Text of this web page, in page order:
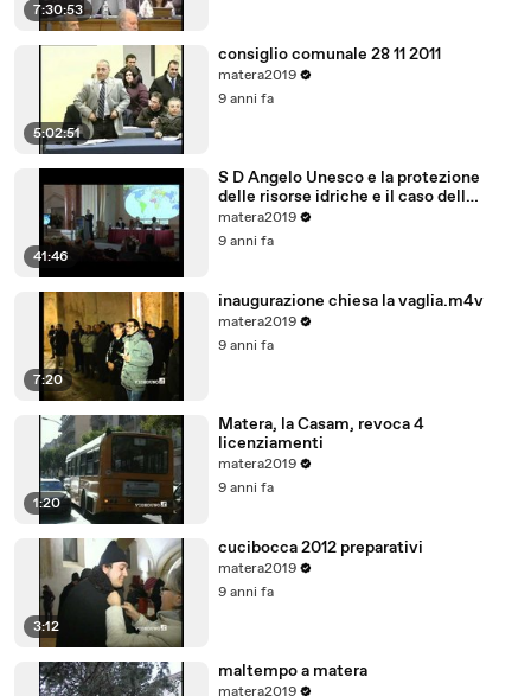
7:30:53
5:02:51
consiglio comunale 28 11 2011
matera2019
9 anni fa
41:46
S D Angelo Unesco e la protezione
delle risorse idriche e il caso dell
acquifero Toledo in Brasile
matera2019
9 anni fa
7:20
inaugurazione chiesa la vaglia.m4v
matera2019
9 anni fa
1:20
Matera, la Casam, revoca 4
licenziamenti
matera2019
9 anni fa
3:12
cucibocca 2012 preparativi
matera2019
9 anni fa
maltempo a matera